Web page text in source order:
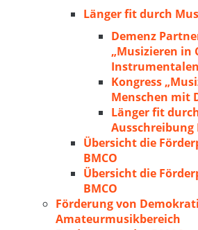
Länger fit durch
Demenz
„Musizieren in
Kongress
Menschen mit
Länger fit
Ausschreibung
Übersicht die
BMCO
Übersicht die
BMCO
Förderung von
Amateurmusikbereich